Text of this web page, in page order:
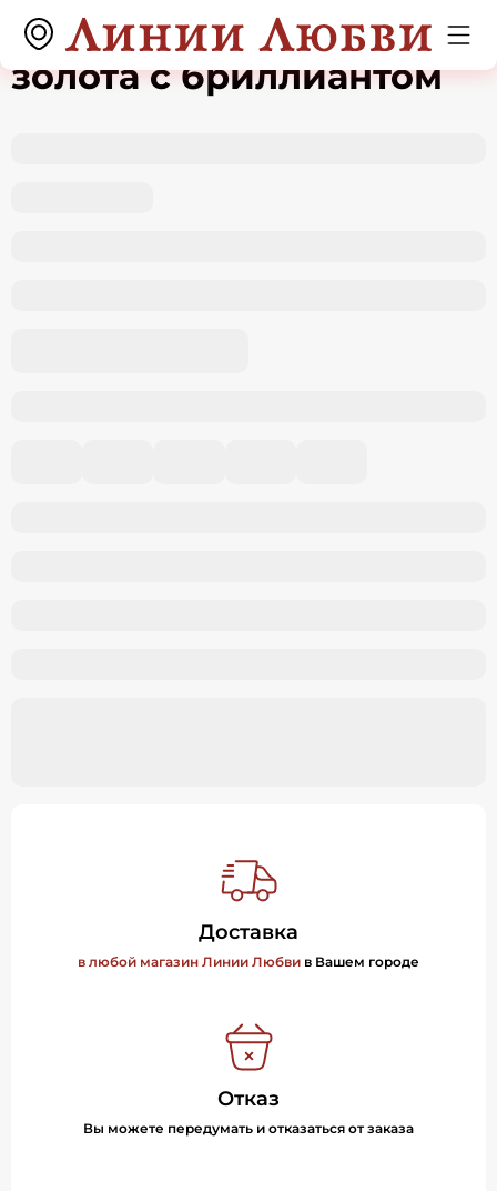
Серьги из красного
золота с бриллиантом
Доставка
в любой магазин Линии Любви в Вашем городе
Отказ
Вы можете передумать и отказаться от заказа